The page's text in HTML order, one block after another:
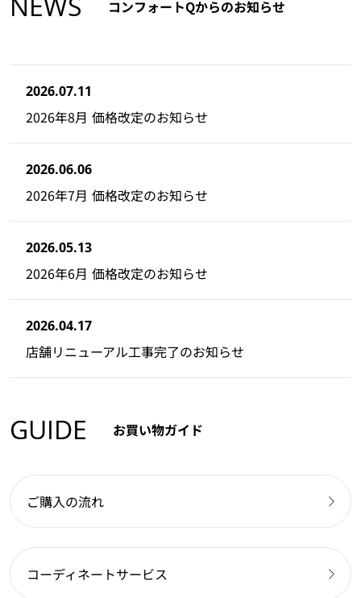
コンフォートQからのお知らせ
2026.07.11
2026年8月 価格改定のお知らせ
2026.06.06
2026年7月 価格改定のお知らせ
2026.05.13
2026年6月 価格改定のお知らせ
2026.04.17
店舗リニューアル工事完了のお知らせ
GUIDE お買い物ガイド
ご購入の流れ
コーディネートサービス